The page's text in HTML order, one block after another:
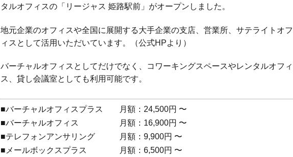
タルオフィスの「リージャス 姫路駅前」がオープンしました。
地元企業のオフィスや全国に展開する大手企業の支店、営業所、サテライトオフ
ィスとして活用いただいています。（公式HPより）
バーチャルオフィスとしてだけでなく、コワーキングスペースやレンタルオフィ
ス、貸し会議室としても利用可能です。
■バーチャルオフィスプラス 月額：24,500円 〜
■バーチャルオフィス 月額：16,900円 〜
■テレフォンアンサリング 月額：9,900円 〜
■メールボックスプラス 月額：6,500円 〜